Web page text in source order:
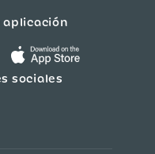
aplicación
sociales